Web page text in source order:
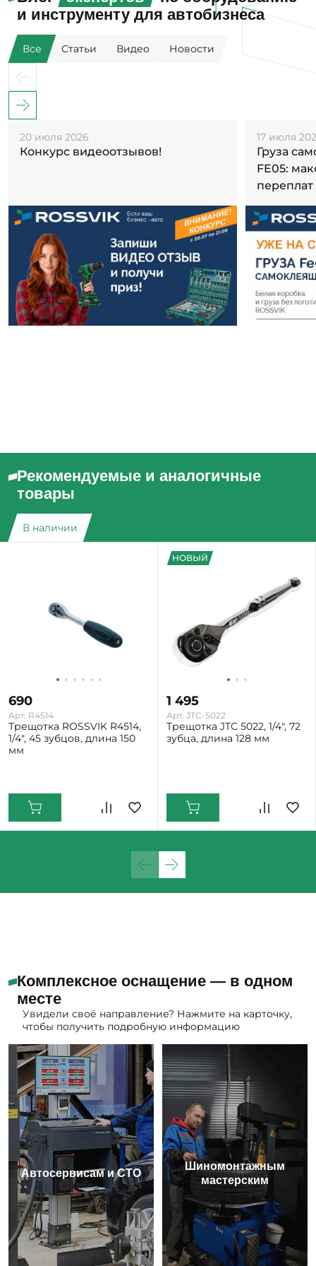
и инструменту для автобизнеса
Все Статьи Видео Новости
20 июля 2026
Конкурс видеоотзывов!
17 июля
Груза
FE05:
переплат
Рекомендуемые и аналогичные
товары
В наличии
690
Арт. R4514
Трещотка ROSSVIK R4514,
1/4", 45 зубцов, длина 150
мм
НОВЫЙ
1 495
Арт. JTC-5022
Трещотка JTC 5022, 1/4", 72
зубца, длина 128 мм
Комплексное оснащение — в одном
месте
Увидели своё направление? Нажмите на карточку,
чтобы получить подробную информацию
Автосервисам и СТО
Шиномонтажным
мастерским